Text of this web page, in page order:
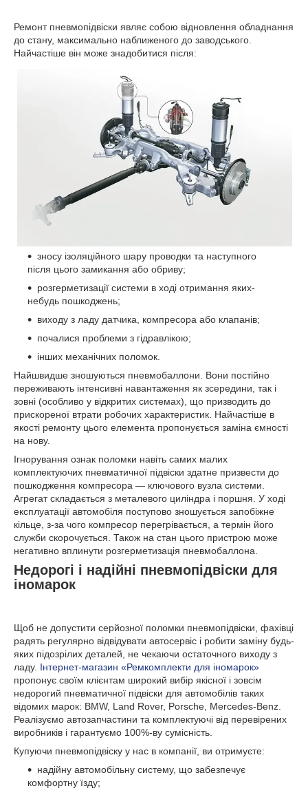
Ремонт пневмопідвіски являє собою відновлення обладнання
до стану, максимально наближеного до заводського.
Найчастіше він може знадобитися після:
зносу ізоляційного шару проводки та наступного
після цього замикання або обриву;
розгерметизації системи в ході отримання яких-
небудь пошкоджень;
виходу з ладу датчика, компресора або клапанів;
почалися проблеми з гідравлікою;
інших механічних поломок.
Найшвидше зношуються пневмобаллони. Вони постійно
переживають інтенсивні навантаження як зсередини, так і
зовні (особливо у відкритих системах), що призводить до
прискореної втрати робочих характеристик. Найчастіше в
якості ремонту цього елемента пропонується заміна ємності
на нову.
Ігнорування ознак поломки навіть самих малих
комплектуючих пневматичної підвіски здатне призвести до
пошкодження компресора — ключового вузла системи.
Агрегат складається з металевого циліндра і поршня. У ході
експлуатації автомобіля поступово зношується запобіжне
кільце, з-за чого компресор перегрівається, а термін його
служби скорочується. Також на стан цього пристрою може
негативно вплинути розгерметизація пневмобаллона.
Недорогі і надійні пневмопідвіски для
іномарок
Щоб не допустити серйозної поломки пневмопідвіски, фахівці
радять регулярно відвідувати автосервіс і робити заміну будь-
яких підозрілих деталей, не чекаючи остаточного виходу з
ладу. Інтернет-магазин «Ремкомплекти для іномарок»
пропонує своїм клієнтам широкий вибір якісної і зовсім
недорогий пневматичної підвіски для автомобілів таких
відомих марок: BMW, Land Rover, Porsche, Mercedes-Benz.
Реалізуємо автозапчастини та комплектуючі від перевірених
виробників і гарантуємо 100%-ву сумісність.
Купуючи пневмопідвіску у нас в компанії, ви отримуєте:
надійну автомобільну систему, що забезпечує
комфортну їзду;